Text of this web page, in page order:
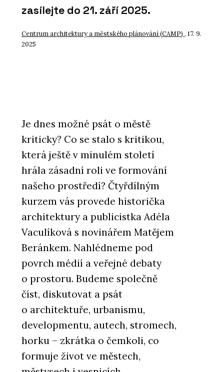
zasílejte do 21. září 2025.
Centrum architektury a městského plánování (CAMP) , 17. 9.
2025
Je dnes možné psát o městě
kriticky? Co se stalo s kritikou,
která ještě v minulém století
hrála zásadní roli ve formování
našeho prostředí? Čtyřdílným
kurzem vás provede historička
architektury a publicistka Adéla
Vaculíková s novinářem Matějem
Beránkem. Nahlédneme pod
povrch médií a veřejné debaty
o prostoru. Budeme společně
číst, diskutovat a psát
o architektuře, urbanismu,
developmentu, autech, stromech,
horku – zkrátka o čemkoli, co
formuje život ve městech,